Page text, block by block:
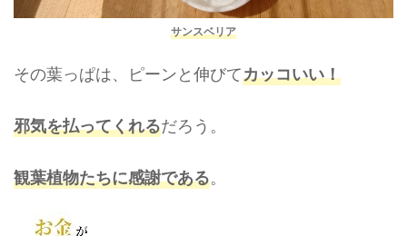
サンスベリア
その葉っぱは、ピーンと伸びてカッコいい！
邪気を払ってくれるだろう。
観葉植物たちに感謝である。